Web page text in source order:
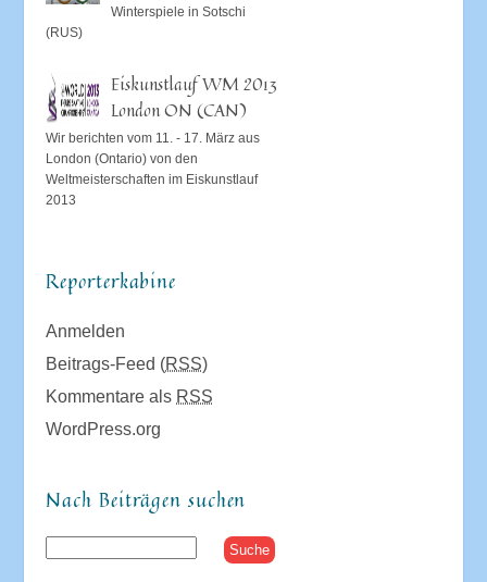
Winterspiele in Sotschi
(RUS)
Eiskunstlauf WM 2013
London ON (CAN)
Wir berichten vom 11. - 17. März aus
London (Ontario) von den
Weltmeisterschaften im Eiskunstlauf
2013
Reporterkabine
Anmelden
Beitrags-Feed (RSS)
Kommentare als RSS
WordPress.org
Nach Beiträgen suchen